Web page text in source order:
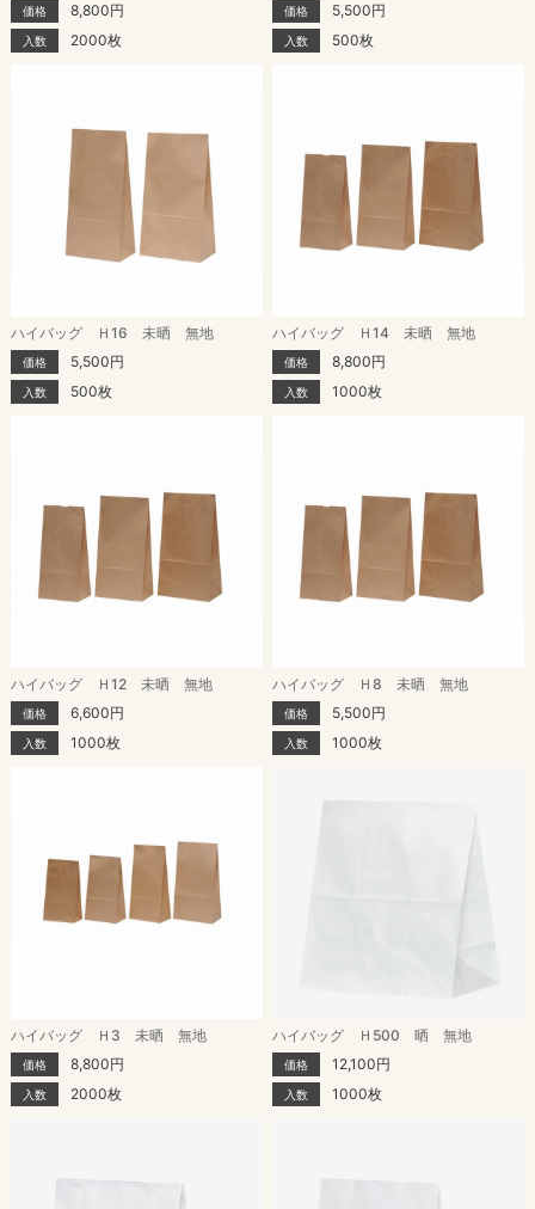
価格 8,800円
入数 2000枚
価格 5,500円
入数 500枚
ハイバッグ Ｈ16 未晒 無地
価格 5,500円
入数 500枚
ハイバッグ Ｈ14 未晒 無地
価格 8,800円
入数 1000枚
ハイバッグ Ｈ12 未晒 無地
価格 6,600円
入数 1000枚
ハイバッグ Ｈ8 未晒 無地
価格 5,500円
入数 1000枚
ハイバッグ Ｈ3 未晒 無地
価格 8,800円
入数 2000枚
ハイバッグ Ｈ500 晒 無地
価格 12,100円
入数 1000枚